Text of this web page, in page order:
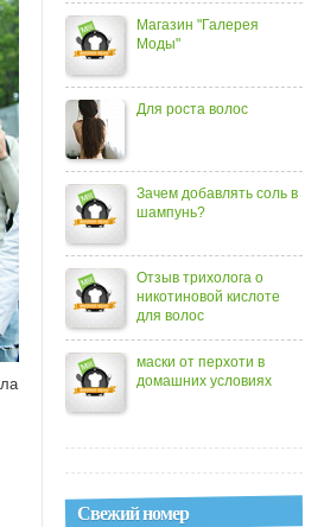
Магазин "Галерея
Моды"
Для роста волос
Зачем добавлять соль в
шампунь?
Отзыв трихолога о
никотиновой кислоте
для волос
маски от перхоти в
домашних условиях
Свежий номер